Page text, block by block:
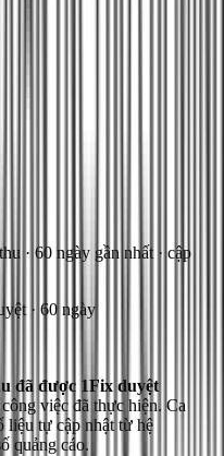
· 60 ngày gần nhất· cập
· 60 ngày
đã được 1Fix duyệt
việc đã thực hiện. Ca
liệu tự cập nhật từ hệ
quảng cáo.